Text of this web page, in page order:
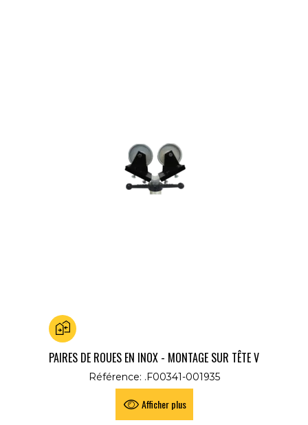
PAIRES DE ROUES EN INOX - MONTAGE SUR TÊTE V
Référence: .F00341-001935
Afficher plus